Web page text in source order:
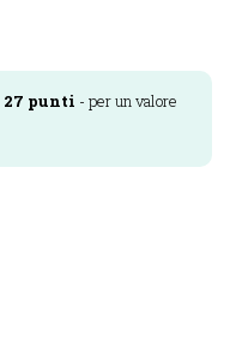
27 punti - per un valore